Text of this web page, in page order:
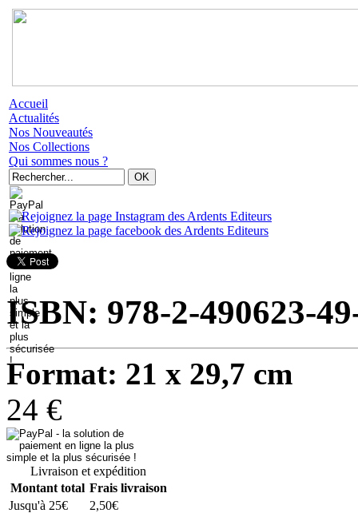
Accueil
Actualités
Nos Nouveautés
Nos Collections
Qui sommes nous ?
ISBN: 978-2-490623-
Format: 21 x 29,7 cm
24 €
Livraison et expédition
Montant total Frais livraison
Jusqu'à 25€
2,50€